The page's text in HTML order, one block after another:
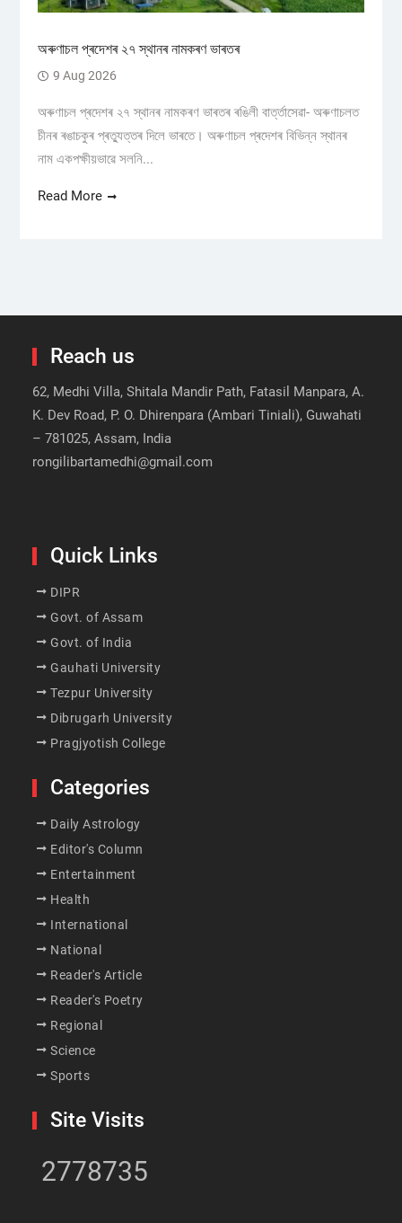
অৰুণাচল প্ৰদেশৰ ২৭ স্থানৰ নামকৰণ ভাৰতৰ
9 Aug 2026
অৰুণাচল প্ৰদেশৰ ২৭ স্থানৰ নামকৰণ ভাৰতৰ ৰঙিলী বাৰ্ত্তাসেৱা- অৰুণাচলত
চীনৰ ৰঙাচকুৰ প্ৰত্যুত্তৰ দিলে ভাৰতে। অৰুণাচল প্ৰদেশৰ বিভিন্ন স্থানৰ
নাম একপক্ষীয়ভাৱে সলনি...
Read More
Reach us
62, Medhi Villa, Shitala Mandir Path, Fatasil Manpara, A.
K. Dev Road, P. O. Dhirenpara (Ambari Tiniali), Guwahati
– 781025, Assam, India
rongilibartamedhi@gmail.com
Quick Links
DIPR
Govt. of Assam
Govt. of India
Gauhati University
Tezpur University
Dibrugarh University
Pragjyotish College
Categories
Daily Astrology
Editor's Column
Entertainment
Health
International
National
Reader's Article
Reader's Poetry
Regional
Science
Sports
Site Visits
2778735